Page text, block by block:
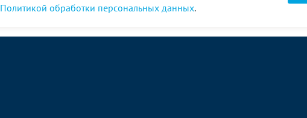
Политикой обработки персональных данных.